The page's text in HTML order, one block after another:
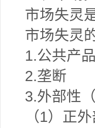
市场失灵
市场失灵
1.公共产
2.垄断
3.外部性
（1）正